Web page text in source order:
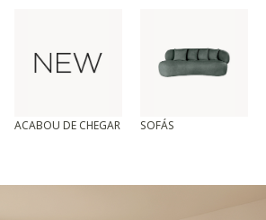
ACABOU DE CHEGAR SOFÁS